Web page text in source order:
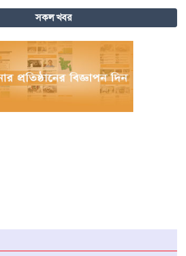
বিজ্ঞান – উদ্ভাবন ও কৃত্রিম বুদ্ধিমত্তায় ভবিষ্যতের
চীন
বরগুনায় পুলিশের বিশেষ অভিযানে বিপুল
পরিমাণ টাকা ও স্বর্ণালংকারসহ আটক ২
মধ্যনগর সীমান্তে বাঙ্গালভিটায় বিজিবির
অভিযানে, ২৮ ভারতীয় গরু ও ১ টি স্টিলবডি
মেজর হাফিজ অস্থায়ী রাষ্ট্রপতি নির্বাচিত হওয়ায়
সকল খবর